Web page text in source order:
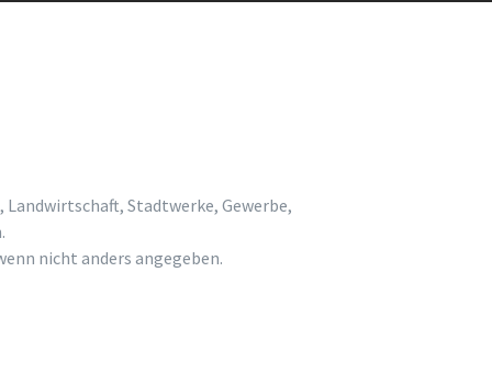
Stadtwerke, Gewerbe,
nicht anders angegeben.